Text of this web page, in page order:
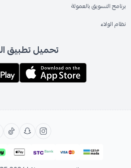
برنامج التسويق بالعمولة
نظام الولاء
تحميل تطبيق